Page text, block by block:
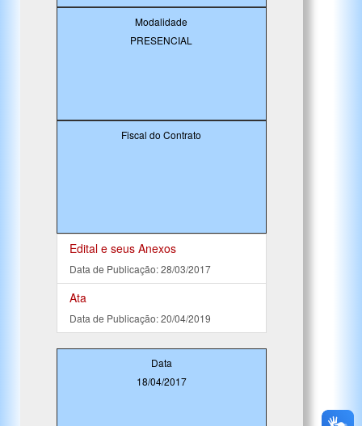
Modalidade
PRESENCIAL
Fiscal do Contrato
Edital e seus Anexos
Data de Publicação: 28/03/2017
Ata
Data de Publicação: 20/04/2019
Data
18/04/2017